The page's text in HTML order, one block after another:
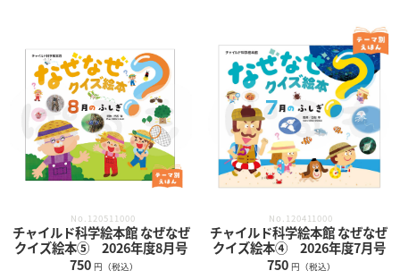
No.120511000
チャイルド科学絵本館 なぜなぜ
クイズ絵本⑤ 2026年度8月号
750 円（税込）
No.120411000
チャイルド科学絵本館 なぜなぜ
クイズ絵本④ 2026年度7月号
750 円（税込）